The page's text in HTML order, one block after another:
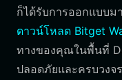
ก็ได้รับการออกแบบ
ดาวน์โหลด Bitget
ทางของคุณในพื้นที่
ปลอดภัยและครบวงจร